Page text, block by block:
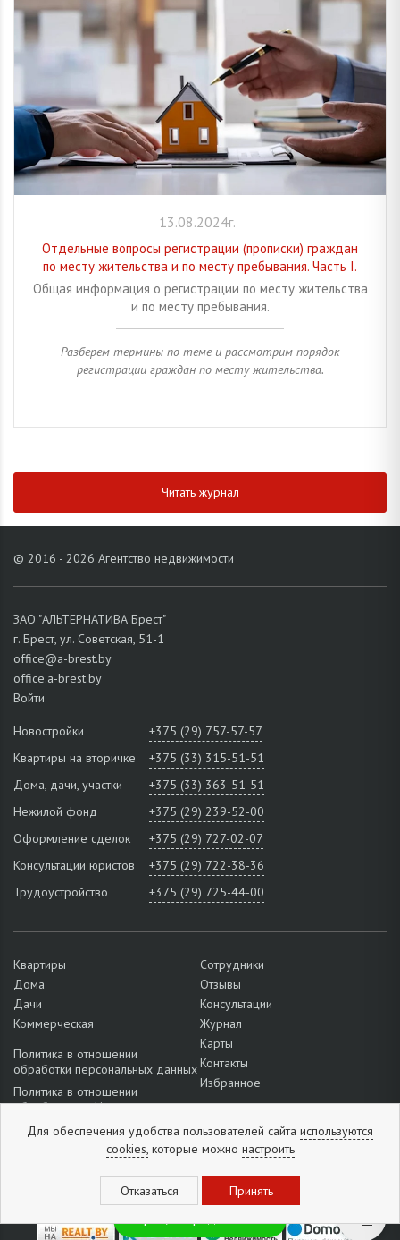
13.08.2024г.
Отдельные вопросы регистрации (прописки) граждан
по месту жительства и по месту пребывания. Часть I.
Общая информация о регистрации по месту жительства
и по месту пребывания.
Разберем термины по теме и рассмотрим порядок
регистрации граждан по месту жительства.
Читать журнал
© 2016 - 2026 Агентство недвижимости
ЗАО "АЛЬТЕРНАТИВА Брест"
г. Брест, ул. Советская, 51-1
office@a-brest.by
office.a-brest.by
Войти
Новостройки
+375 (29) 757-57-57
Квартиры на вторичке
+375 (33) 315-51-51
Дома, дачи, участки
+375 (33) 363-51-51
Нежилой фонд
+375 (29) 239-52-00
Оформление сделок
+375 (29) 727-02-07
Консультации юристов
+375 (29) 722-38-36
Трудоустройство
+375 (29) 725-44-00
Квартиры
Дома
Дачи
Коммерческая
Политика в отношении
обработки персональных данных
Политика в отношении
обработки cookie
Подробнее о настройках файлов
Сотрудники
Отзывы
Консультации
Журнал
Карты
Контакты
Избранное
Отзывы: 5из5 (1296 отзывов)
Для обеспечения удобства пользователей сайта используются
cookies,которые можно настроить